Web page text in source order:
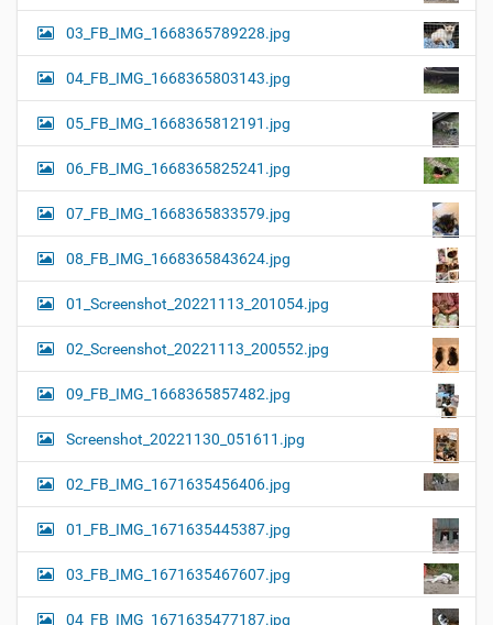
03_FB_IMG_1668365789228.jpg
04_FB_IMG_1668365803143.jpg
05_FB_IMG_1668365812191.jpg
06_FB_IMG_1668365825241.jpg
07_FB_IMG_1668365833579.jpg
08_FB_IMG_1668365843624.jpg
01_Screenshot_20221113_201054.jpg
02_Screenshot_20221113_200552.jpg
09_FB_IMG_1668365857482.jpg
Screenshot_20221130_051611.jpg
02_FB_IMG_1671635456406.jpg
01_FB_IMG_1671635445387.jpg
03_FB_IMG_1671635467607.jpg
04_FB_IMG_1671635477187.jpg